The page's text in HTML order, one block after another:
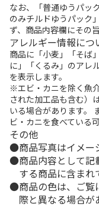
なお、「普通ゆうパッ
のみチルドゆうパック
ず、商品内容欄にその
アレルギー情報につ
商品に「小麦」「そば
に」「くるみ」のアレ
を表示します。
※エビ・カニを除く魚
された加工品も含む）
いる場合があります。
ビ・カニを食べている
その他
商品写真はイメー
商品内容として
する商品に含まれ
商品の色は、ご
際と異なる場合が